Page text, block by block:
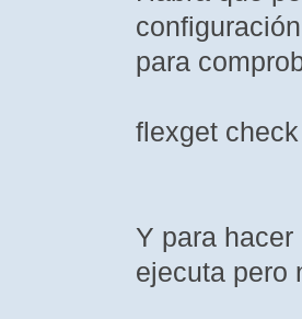
para
flexget check
Y para
ejecuta pero